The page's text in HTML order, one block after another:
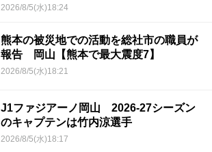
2026/8/5(水)18:24
熊本の被災地での活動を総社市の職員が
報告 岡山【熊本で最大震度7】
2026/8/5(水)18:21
J1ファジアーノ岡山 2026-27シーズン
のキャプテンは竹内涼選手
2026/8/5(水)18:17